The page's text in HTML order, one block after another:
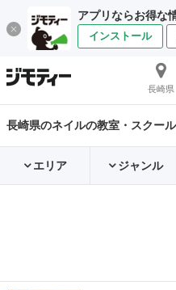
アプリならお得な
インストール
長崎県
長崎県のネイルの教室・スクー
エリア ジャンル